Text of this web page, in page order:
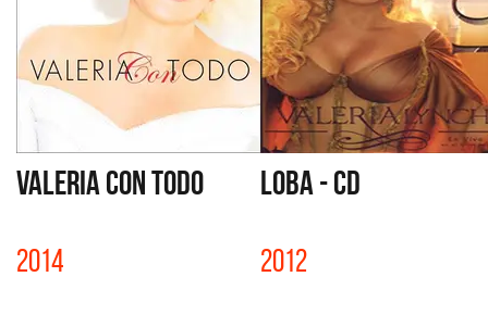
VALERIA CON TODO
2014
LOBA - CD
2012